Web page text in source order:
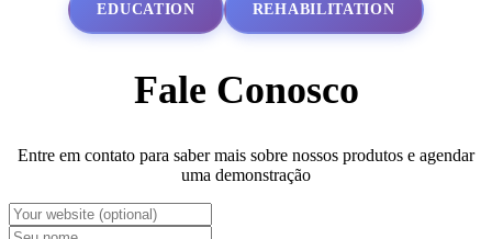
EDUCATION REHABILITATION
Fale Conosco
Entre em contato para saber mais sobre nossos produtos e agendar
uma demonstração